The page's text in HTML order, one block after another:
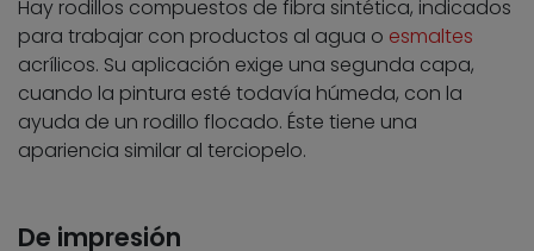
Hay rodillos compuestos de fibra sintética, indicados
para trabajar con productos al agua o esmaltes
acrílicos. Su aplicación exige una segunda capa,
cuando la pintura esté todavía húmeda, con la
ayuda de un rodillo flocado. Éste tiene una
apariencia similar al terciopelo.
De impresión